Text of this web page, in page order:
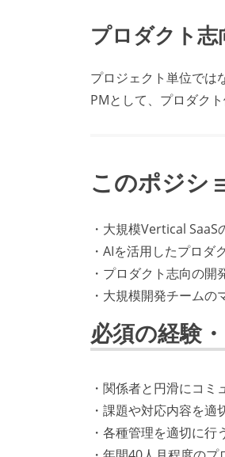
プロダクト志
プロジェクト単位では
PMとして、プロダク
このポジシ
・大規模Vertical
・AIを活用したプロダ
・プロダクト志向の
・大規模開発チームの
必須の経験
・関係者と円滑にコ
・課題や対応内容を
・各種管理を適切に⾏